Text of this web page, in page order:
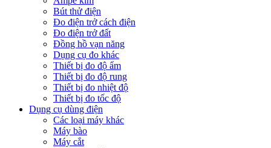
Bút thử điện
Đo điện trở cách điện
Đo điện trở đất
Đồng hồ vạn năng
Dụng cụ đo khác
Thiết bị đo độ ẩm
Thiết bị đo độ rung
Thiết bị đo nhiệt độ
Thiết bị đo tốc độ
Dụng cụ dùng điện
Các loại máy khác
Máy bào
Máy cắt